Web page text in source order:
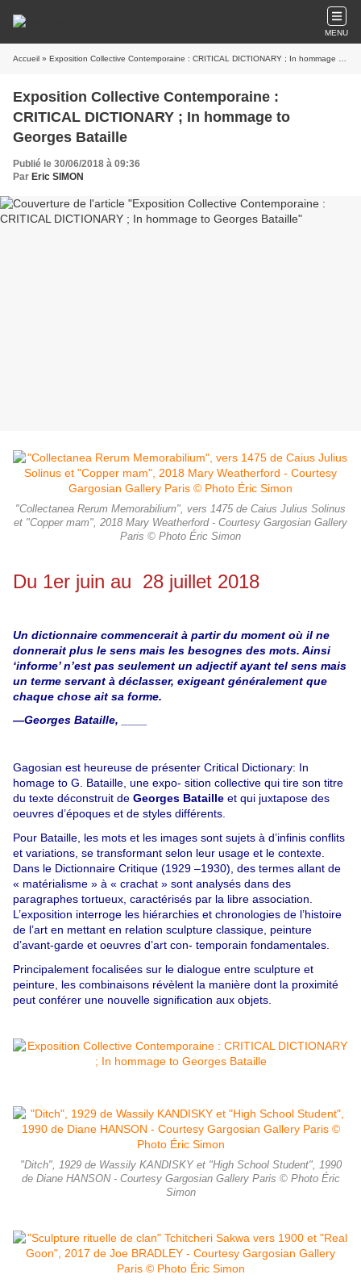
MENU
Accueil » Exposition Collective Contemporaine : CRITICAL DICTIONARY ; In hommage to Georges Bataille
Exposition Collective Contemporaine :
CRITICAL DICTIONARY ; In hommage to
Georges Bataille
Publié le 30/06/2018 à 09:36
Par Eric SIMON
"Collectanea Rerum Memorabilium", vers 1475 de Caius Julius Solinus
et "Copper mam", 2018 Mary Weatherford - Courtesy Gargosian Gallery
Paris © Photo Éric Simon
Du 1er juin au 28 juillet 2018
Un dictionnaire commencerait à partir du moment où il ne
donnerait plus le sens mais les besognes des mots. Ainsi
‘informe’ n’est pas seulement un adjectif ayant tel sens mais
un terme servant à déclasser, exigeant généralement que
chaque chose ait sa forme.
—Georges Bataille, ____
Gagosian est heureuse de présenter Critical Dictionary: In
homage to G. Bataille, une expo- sition collective qui tire son titre
du texte déconstruit de Georges Bataille et qui juxtapose des
oeuvres d’époques et de styles différents.
Pour Bataille, les mots et les images sont sujets à d’infinis conflits
et variations, se transformant selon leur usage et le contexte.
Dans le Dictionnaire Critique (1929 –1930), des termes allant de
« matérialisme » à « crachat » sont analysés dans des
paragraphes tortueux, caractérisés par la libre association.
L’exposition interroge les hiérarchies et chronologies de l’histoire
de l’art en mettant en relation sculpture classique, peinture
d’avant-garde et oeuvres d’art con- temporain fondamentales.
Principalement focalisées sur le dialogue entre sculpture et
peinture, les combinaisons révèlent la manière dont la proximité
peut conférer une nouvelle signification aux objets.
"Ditch", 1929 de Wassily KANDISKY et "High School Student", 1990
de Diane HANSON - Courtesy Gargosian Gallery Paris © Photo Éric
Simon